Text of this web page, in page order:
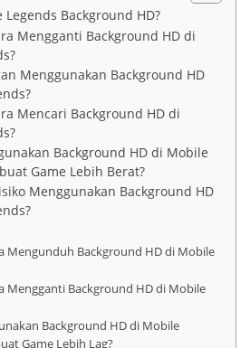
Background HD?
Mengganti Background HD di
Menggunakan Background HD
Mencari Background HD di
Background HD di Mobile
Game Lebih Berat?
Menggunakan Background HD
Mengunduh Background HD di Mobile
Mengganti Background HD di Mobile
Background HD di Mobile
Game Lebih Lag?